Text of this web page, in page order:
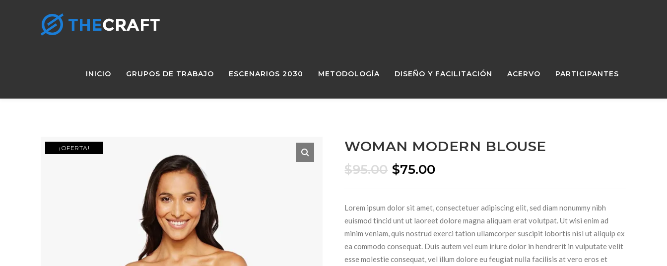
INICIO GRUPOS DE TRABAJO ESCENARIOS 2030 METODOLOGÍA DISEÑO Y FACILITACIÓN ACERVO PARTICIPANTES
¡OFERTA! WOMAN MODERN BLOUSE
$95.00 El
era:
$95.00.
$75.00El
es:
$75.00.
Lorem ipsum dolor sit amet, consectetuer adipiscing elit, sed diam nonummy nibh
euismod tincid unt ut laoreet dolore magna aliquam erat volutpat. Ut wisi enim ad
minim veniam, quis nostrud exerci tation ullamcorper suscipit lobortis nisl ut aliquip ex
ea commodo consequat. Duis autem vel eum iriure dolor in hendrerit in vulputate velit
esse molestie consequat, vel illum dolore eu feugiat nulla facilisis at vero eros et